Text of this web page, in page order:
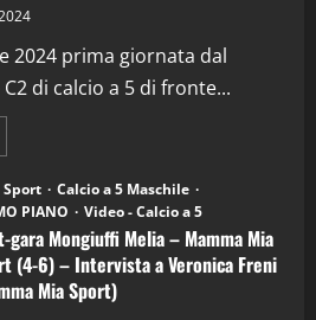
2024 prima giornata dal
di calcio a 5 di fronte...
Calcio a 5 Maschile
PIANO
Video - Calcio a 5
gara Mongiuffi Melia – Mamma Mia
(4-6) – Intervista a Veronica Freni
Mia Sport)
in Podcast: 29^ Puntata
28 Aprile 2026)
04/2026
in Podcast
in Podcast: 28^ Puntata
21 Aprile 2026)
04/2026